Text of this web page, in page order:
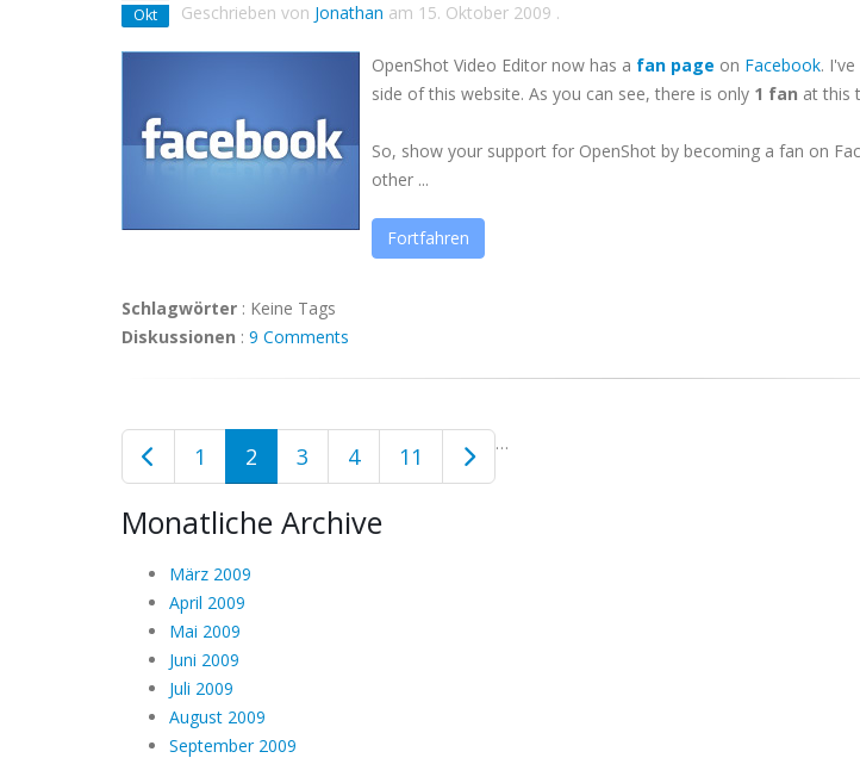
Okt Geschrieben von Jonathan am 15. Oktober 2009 .
OpenShot Video Editor now has a fan page on Facebook.
side of this website. As you can see, there is only 1 fan at this
So, show your support for OpenShot by becoming a fan on
other ...
Fortfahren
Schlagwörter : Keine Tags
Diskussionen : 9 Comments
1 2 3 4 …
11
Monatliche Archive
März 2009
April 2009
Mai 2009
Juni 2009
Juli 2009
August 2009
September 2009